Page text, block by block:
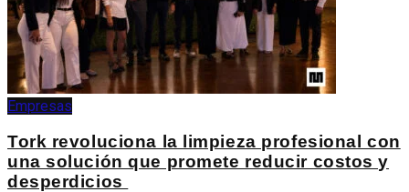
Empresas
Tork revoluciona la limpieza profesional con
una solución que promete reducir costos y
desperdicios